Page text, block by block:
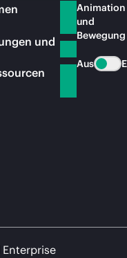
und
Animation
und
Bewegung
Aus